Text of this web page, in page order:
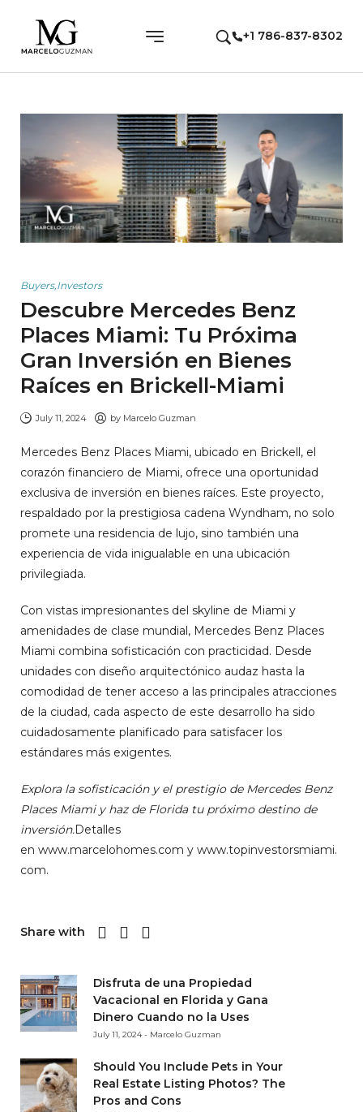
+1 786-837-8302
Buyers,Investors
Descubre Mercedes Benz
Places Miami: Tu Próxima
Gran Inversión en Bienes
Raíces en Brickell-Miami
July 11, 2024 by Marcelo Guzman
Mercedes Benz Places Miami, ubicado en Brickell, el
corazón financiero de Miami, ofrece una oportunidad
exclusiva de inversión en bienes raíces. Este proyecto,
respaldado por la prestigiosa cadena Wyndham, no solo
promete una residencia de lujo, sino también una
experiencia de vida inigualable en una ubicación
privilegiada.
Con vistas impresionantes del skyline de Miami y
amenidades de clase mundial, Mercedes Benz Places
Miami combina sofisticación con practicidad. Desde
unidades con diseño arquitectónico audaz hasta la
comodidad de tener acceso a las principales atracciones
de la ciudad, cada aspecto de este desarrollo ha sido
cuidadosamente planificado para satisfacer los
estándares más exigentes.
Explora la sofisticación y el prestigio de Mercedes Benz
Places Miami y haz de Florida tu próximo destino de
inversión.Detalles
en www.marcelohomes.com y www.topinvestorsmiami.
com.
Share with
Disfruta de una Propiedad
Vacacional en Florida y Gana
Dinero Cuando no la Uses
July 11, 2024 - Marcelo Guzman
Should You Include Pets in Your
Real Estate Listing Photos? The
Pros and Cons